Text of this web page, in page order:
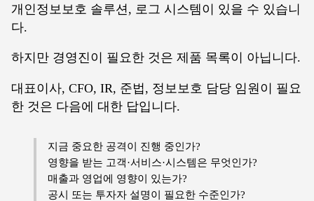
개인정보보호 솔루션, 로그 시스템이 있을 수 있습니
다.
하지만 경영진이 필요한 것은 제품 목록이 아닙니다.
대표이사, CFO, IR, 준법, 정보보호 담당 임원이 필요
한 것은 다음에 대한 답입니다.
지금 중요한 공격이 진행 중인가?
영향을 받는 고객·서비스·시스템은 무엇인가?
매출과 영업에 영향이 있는가?
공시 또는 투자자 설명이 필요한 수준인가?